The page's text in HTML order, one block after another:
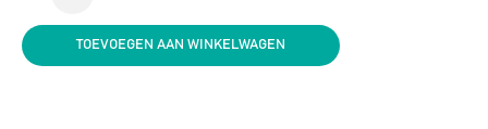
TOEVOEGEN AAN WINKELWAGEN